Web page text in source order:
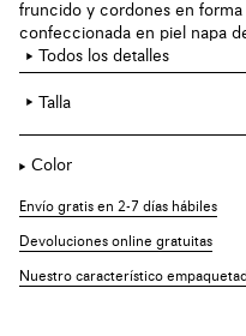
fruncido y cordones en forma
confeccionada en piel napa
Todos los detalles
Talla
Color
Envío gratis en 2-7 días hábiles
Devoluciones online gratuitas
Nuestro característico